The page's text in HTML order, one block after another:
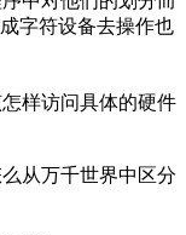
字符设备去操作也
样访问具体的硬件
从万千世界中区分